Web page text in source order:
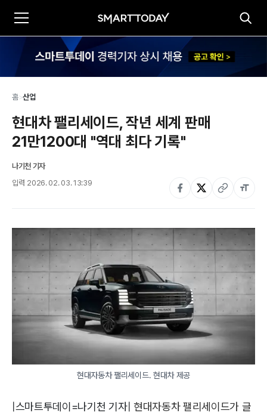
홈>산업
현대차 팰리세이드, 작년 세계 판매
21만1200대 "역대 최다 기록"
나기천 기자
입력 2026. 02. 03. 13:39
현대자동차 팰리세이드. 현대차 제공
|스마트투데이=나기천 기자| 현대자동차 팰리세이드가 글